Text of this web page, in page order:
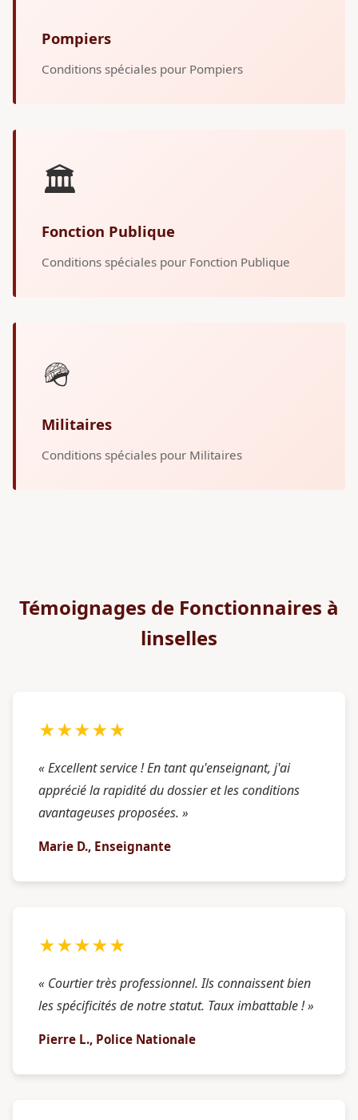
Pompiers
Conditions spéciales pour Pompiers
🏛️
Fonction Publique
Conditions spéciales pour Fonction Publique
🪖
Militaires
Conditions spéciales pour Militaires
Témoignages de Fonctionnaires à
linselles
★★★★★
« Excellent service ! En tant qu'enseignant, j'ai
apprécié la rapidité du dossier et les conditions
avantageuses proposées. »
Marie D., Enseignante
★★★★★
« Courtier très professionnel. Ils connaissent bien
les spécificités de notre statut. Taux imbattable ! »
Pierre L., Police Nationale